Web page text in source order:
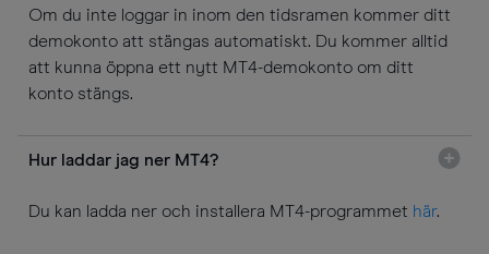
Om du inte loggar in inom den tidsramen kommer ditt
demokonto att stängas automatiskt. Du kommer alltid
att kunna öppna ett nytt MT4-demokonto om ditt
konto stängs.
Hur laddar jag ner MT4?
Du kan ladda ner och installera MT4-programmet här.